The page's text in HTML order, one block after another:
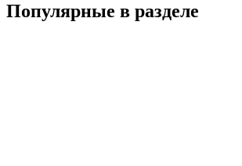
Популярные в разделе